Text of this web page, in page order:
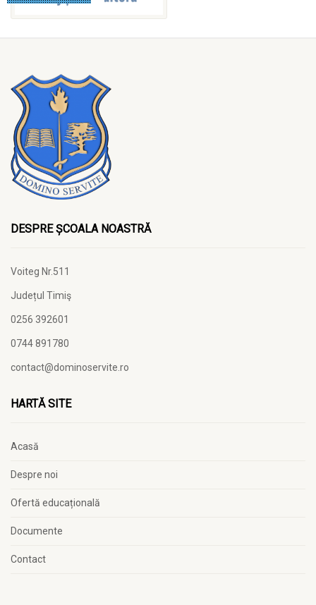
DESPRE ȘCOALA NOASTRĂ
Voiteg Nr.511
Județul Timiş
0256 392601
0744 891780
contact@dominoservite.ro
HARTĂ SITE
Acasă
Despre noi
Ofertă educațională
Documente
Contact